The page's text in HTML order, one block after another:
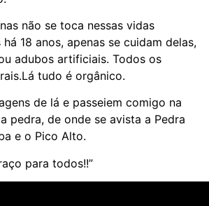
não se toca nessas vidas
18 anos, apenas se cuidam delas,
adubos artificiais. Todos os
tudo é orgânico.
de lá e passeiem comigo na
pedra, de onde se avista a Pedra
e o Pico Alto.
para todos!!”